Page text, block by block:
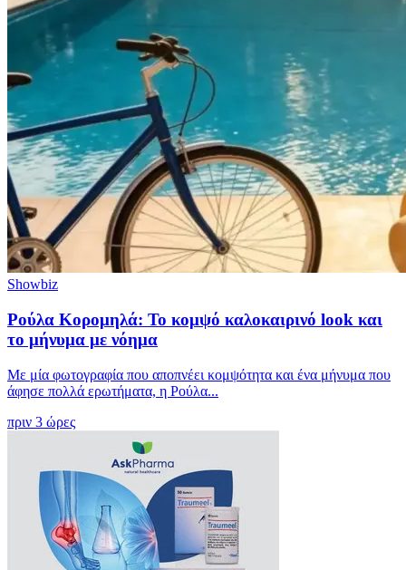
Showbiz
Ρούλα Κορομηλά: Το κομψό καλοκαιρινό look και
το μήνυμα με νόημα
Με μία φωτογραφία που αποπνέει κομψότητα και ένα μήνυμα που
άφησε πολλά ερωτήματα, η Ρούλα...
πριν 3 ώρες